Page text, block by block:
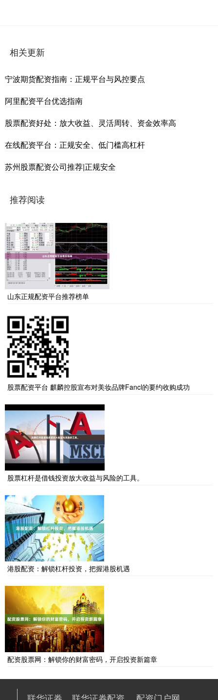
相关更新
宁波期货配资指南：正规平台与风控要点
阿里配资平台优选指南
股票配资好处：放大收益、灵活周转、资金效率高
在线配资平台：正规安全、低门槛高杠杆
苏州股票配资公司推荐|正规安全
推荐阅读
山东正规配资平台推荐榜单
股票配资平台 麒麟控股宣布对美妆品牌Fancl的要约收购成功
股票杠杆是借钱投资放大收益与风险的工具。
港股配资：解锁杠杆投资，把握港股机遇
配资股票网：解锁你的财富密码，开启投资新篇章
联华证券 联华证券配资 配资门户网